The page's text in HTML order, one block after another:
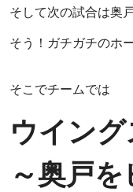
そして次の試合は奥
そう！ガチガチのホ
そこでチームでは
ウイン
～奥戸